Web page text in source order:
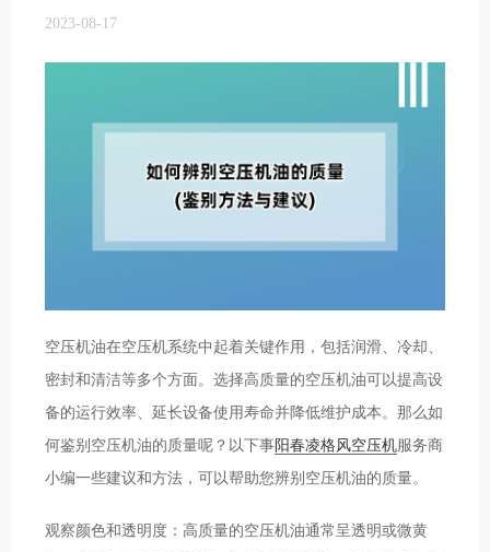
2023-08-17
空压机油在空压机系统中起着关键作用，包括润滑、冷却、
密封和清洁等多个方面。选择高质量的空压机油可以提高设
备的运行效率、延长设备使用寿命并降低维护成本。那么如
何鉴别空压机油的质量呢？以下事阳春凌格风空压机服务商
小编一些建议和方法，可以帮助您辨别空压机油的质量。
观察颜色和透明度：高质量的空压机油通常呈透明或微黄